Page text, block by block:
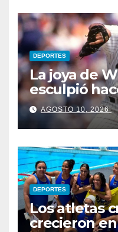
DEPORTES
La joya de
esculpió
AGOSTO 10, 2026
DEPORTES
Los atletas
crecieron en